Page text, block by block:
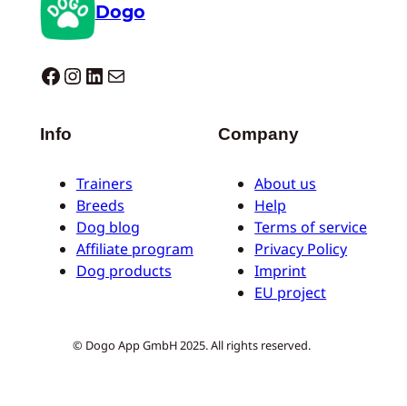
Dogo
Dogo facebook InstagramLinkedIn E-mail
Info
Trainers
Breeds
Dog blog
Affiliate program
Dog products
Company
About us
Help
Terms of service
Privacy Policy
Imprint
EU project
© Dogo App GmbH 2025. All rights reserved.